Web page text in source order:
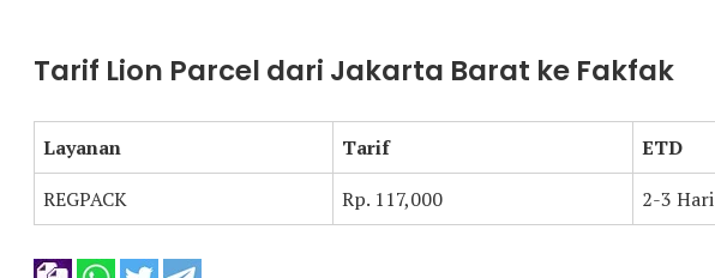
Tarif Lion Parcel dari Jakarta Barat ke Fakfak
Layanan Tarif
ETD
REGPACK
Rp. 117,000 2-3 Hari